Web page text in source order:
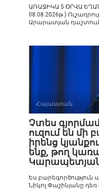
ԱՌԱՋԻԿԱ 5 ՕՐՎԱ
08.08.2026թ.)
Արարատյան դաշտում
Հայաստան
Չտես
ուզում են մի
իրենց
ենք, թող
Կարապետյան
Ես բարեգործություն
Նիկոլ Փաշինյանը դեռ